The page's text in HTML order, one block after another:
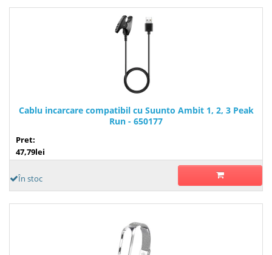
Cablu incarcare compatibil cu Suunto Ambit 1, 2, 3 Peak
Run - 650177
Pret:
47,79lei
În stoc